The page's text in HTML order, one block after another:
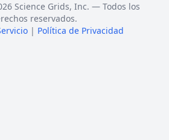
Science Grids, Inc. — Todos los
reservados.
| Política de Privacidad